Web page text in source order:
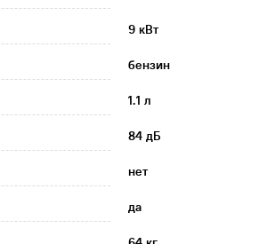
9 кВт
бензин
1.1 л
84 дБ
нет
да